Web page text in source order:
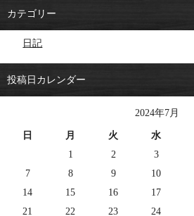
カテゴリー
日記
投稿日カレンダー
2024年7月
日 月 火 水
1
2 3
7
8 9 10
14
15 16 17
21
22 23 24